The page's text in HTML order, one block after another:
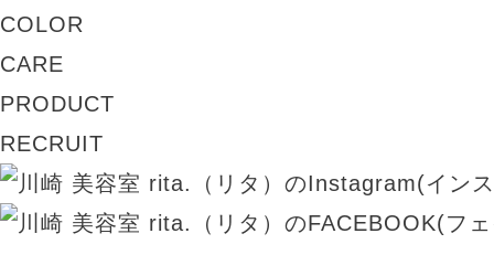
COLOR
CARE
PRODUCT
RECRUIT